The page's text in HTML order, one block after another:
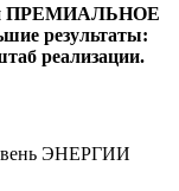
ПРЕМИАЛЬНОЕ
результаты:
реализации.
ЭНЕРГИИ